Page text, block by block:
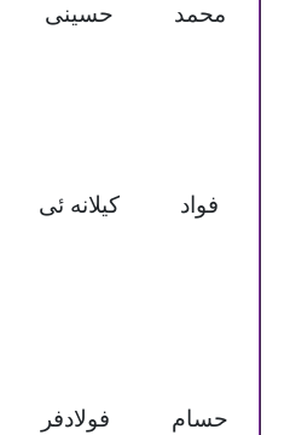
محمد حسینی
فواد کیلانه ئی
حسام فولادفر